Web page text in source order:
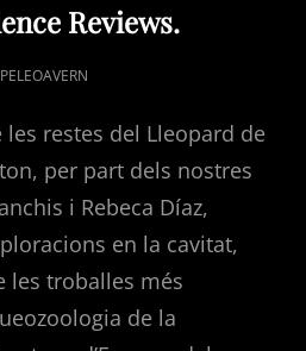
Reviews.
restes del Lleopard de
per part dels nostres
i Rebeca Díaz,
en la cavitat,
les troballes més
de la